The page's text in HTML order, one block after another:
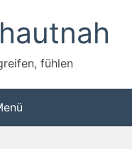
fühlen